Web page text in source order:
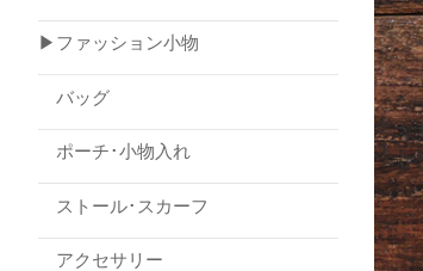
▶ファッション小物
バッグ
ポーチ･小物入れ
ストール･スカーフ
アクセサリー